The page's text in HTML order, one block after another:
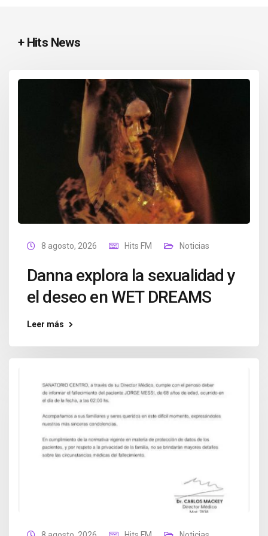
+ Hits News
8 agosto, 2026 Hits FM Noticias
Danna explora la sexualidad y
el deseo en WET DREAMS
Leer más